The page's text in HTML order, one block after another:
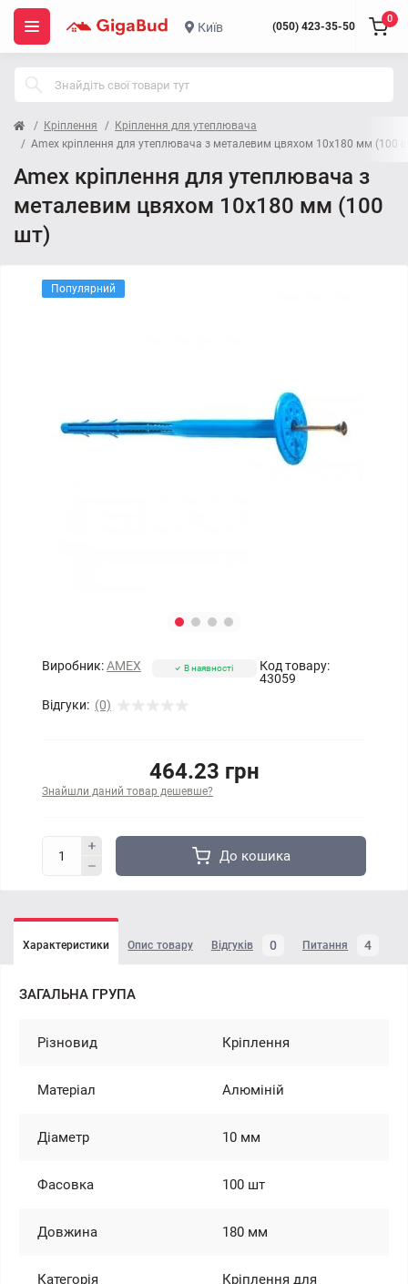
Київ (050) 423-35-50
0
Кріплення
Кріплення для утеплювача
Amex кріплення для утеплювача з металевим цвяхом 10x180 мм (100
Amex кріплення для утеплювача з
металевим цвяхом 10x180 мм (100
шт)
Популярний
Виробник:AMEX
Код товару:
43059
Відгуки: (0)
В наявності
464.23 грн
Знайшли даний товар дешевше?
До кошика
Характеристики Опис товару Відгуків 0 Питання 4
ЗАГАЛЬНА ГРУПА
Різновид Кріплення
Матеріал Алюміній
Діаметр 10 мм
Фасовка 100 шт
Довжина 180 мм
Категорія
Кріплення для